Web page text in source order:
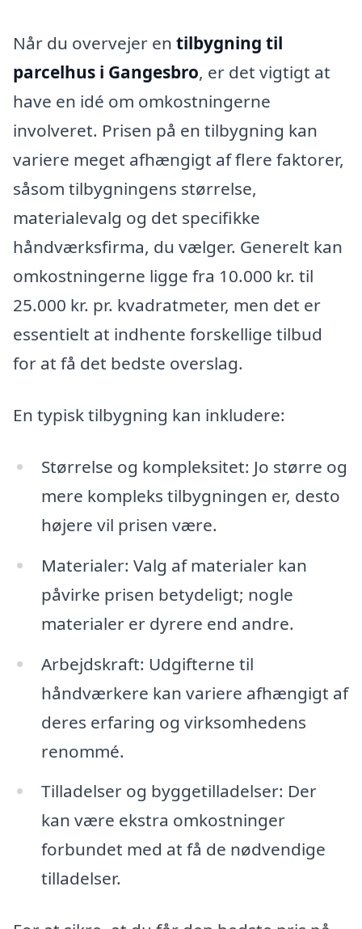
Når du overvejer en tilbygning til
parcelhus i Gangesbro, er det vigtigt at
have en idé om omkostningerne
involveret. Prisen på en tilbygning kan
variere meget afhængigt af flere faktorer,
såsom tilbygningens størrelse,
materialevalg og det specifikke
håndværksfirma, du vælger. Generelt kan
omkostningerne ligge fra 10.000 kr. til
25.000 kr. pr. kvadratmeter, men det er
essentielt at indhente forskellige tilbud
for at få det bedste overslag.
En typisk tilbygning kan inkludere:
Størrelse og kompleksitet: Jo større og
mere kompleks tilbygningen er, desto
højere vil prisen være.
Materialer: Valg af materialer kan
påvirke prisen betydeligt; nogle
materialer er dyrere end andre.
Arbejdskraft: Udgifterne til
håndværkere kan variere afhængigt af
deres erfaring og virksomhedens
renommé.
Tilladelser og byggetilladelser: Der
kan være ekstra omkostninger
forbundet med at få de nødvendige
tilladelser.